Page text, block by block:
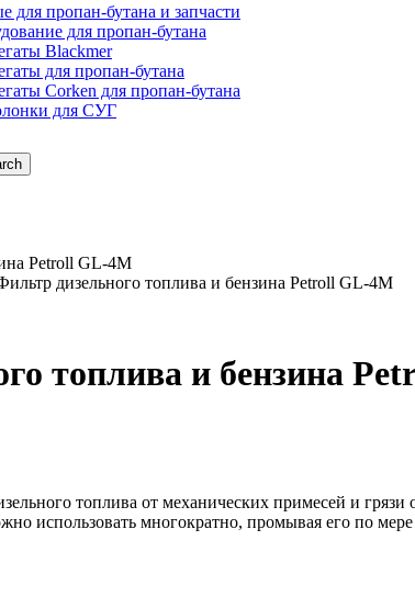
для пропан-бутана и запчасти
для пропан-бутана
Blackmer
для пропан-бутана
Corken для пропан-бутана
для СУГ
Petroll GL-4M
дизельного топлива и бензина Petroll GL-4M
топлива и бензина
топлива от механических примесей и
использовать многократно, промывая его по